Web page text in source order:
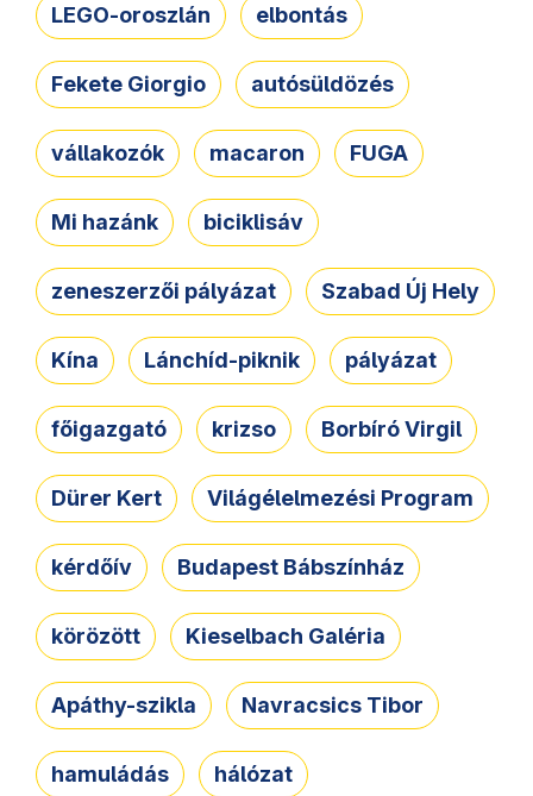
LEGO-oroszlán elbontás
Fekete Giorgio autósüldözés
vállakozók macaron FUGA
Mi hazánk biciklisáv
zeneszerzői pályázat Szabad Új Hely
Kína Lánchíd-piknik pályázat
főigazgató krizso Borbíró Virgil
Dürer Kert Világélelmezési Program
kérdőív Budapest Bábszínház
körözött Kieselbach Galéria
Apáthy-szikla Navracsics Tibor
hamuládás hálózat